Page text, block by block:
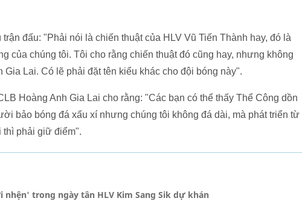
đấu: "Phải nói là chiến thuật của HLV Vũ Tiến Thành hay, đó là
của chúng tôi. Tôi cho rằng chiến thuật đó cũng hay, nhưng không
Lai. Có lẽ phải đặt tên kiểu khác cho đội bóng này".
Hoàng Anh Gia Lai cho rằng: "Các bạn có thể thấy Thể Công dồn
bảo bóng đá xấu xí nhưng chúng tôi không đá dài, mà phát triển từ
thì phải giữ điểm".
trong ngày tân HLV Kim Sang Sik dự khán